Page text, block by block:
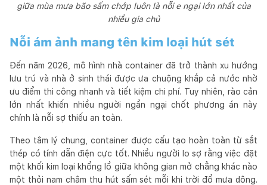
giữa mùa mưa bão sấm chớp luôn là nỗi e ngại lớn nhất của
nhiều gia chủ
Nỗi ám ảnh mang tên kim loại hút sét
Đến năm 2026, mô hình nhà container đã trở thành xu hướng
lưu trú và nhà ở sinh thái được ưa chuộng khắp cả nước nhờ
ưu điểm thi công nhanh và tiết kiệm chi phí. Tuy nhiên, rào cản
lớn nhất khiến nhiều người ngần ngại chốt phương án này
chính là nỗi sợ thiếu an toàn.
Theo tâm lý chung, container được cấu tạo hoàn toàn từ sắt
thép có tính dẫn điện cực tốt. Nhiều người lo sợ rằng việc đặt
một khối kim loại khổng lồ giữa không gian mở chẳng khác nào
một thỏi nam châm thu hút sấm sét mỗi khi trời đổ mưa dông.